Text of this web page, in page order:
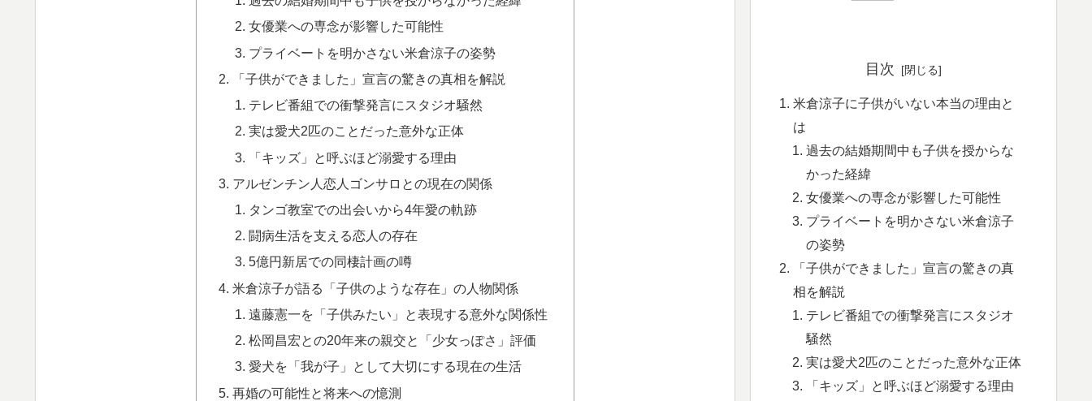
女優業への専念が影響した可能性
プライベートを明かさない米倉涼子の姿勢
「子供ができました」宣言の驚きの真相を解説
テレビ番組での衝撃発言にスタジオ騒然
実は愛犬2匹のことだった意外な正体
「キッズ」と呼ぶほど溺愛する理由
アルゼンチン人恋人ゴンサロとの現在の関係
タンゴ教室での出会いから4年愛の軌跡
闘病生活を支える恋人の存在
5億円新居での同棲計画の噂
米倉涼子が語る「子供のような存在」の人物関係
遠藤憲一を「子供みたい」と表現する意外な関係性
松岡昌宏との20年来の親交と「少女っぽさ」評価
愛犬を「我が子」として大切にする現在の生活
再婚の可能性と将来への憶測
目次
米倉涼子に子供がいない本当の理由と
は
過去の結婚期間中も子供を授からな
かった経緯
女優業への専念が影響した可能性
プライベートを明かさない米倉涼子
の姿勢
「子供ができました」宣言の驚きの真
相を解説
テレビ番組での衝撃発言にスタジオ
騒然
実は愛犬2匹のことだった意外な正体
「キッズ」と呼ぶほど溺愛する理由